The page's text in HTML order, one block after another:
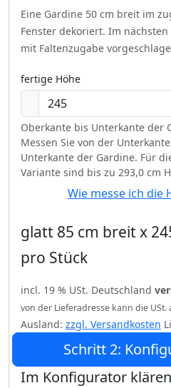
Eine Gardine 50 cm breit im
Fenster dekoriert. Im
mit Faltenzugabe
fertige Höhe
Oberkante bis Unterkante der
Messen Sie von der
Unterkante der Gardine. Für
Variante sind bis zu 293,0 cm
Wie messe ich die
glatt 85 cm breit x
pro Stück
incl. 19 % USt. Deutschland
von der Lieferadresse kann die USt.
Ausland: zzgl. Versandkosten
Schritt 2:
Im Konfigurator